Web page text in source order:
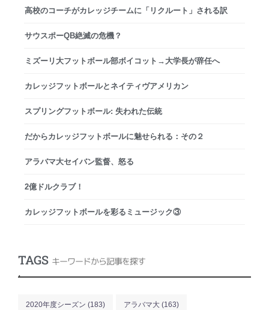
高校のコーチがカレッジチームに「リクルート」される訳
サウスポーQB絶滅の危機？
ミズーリ大フットボール部ボイコット→大学長が辞任へ
カレッジフットボールとネイティヴアメリカン
スプリングフットボール: 失われた伝統
だからカレッジフットボールに魅せられる：その２
アラバマ大セイバン監督、怒る
2億ドルクラブ！
カレッジフットボールを彩るミュージック③
TAGS キーワードから記事を探す
.
2020年度シーズン (183) アラバマ大 (163)